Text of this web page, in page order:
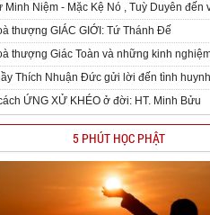
Minh Niệm - Mặc Kệ Nó , Tuỳ Duyên đến
thượng GIÁC GIỚI: Tứ Thánh Đế
thượng Giác Toàn và những kinh
Thích Nhuận Đức gửi lời đến tình
ỨNG XỬ KHÉO ở đời: HT. Minh Bửu
5 PHÚT HỌC PHẬT